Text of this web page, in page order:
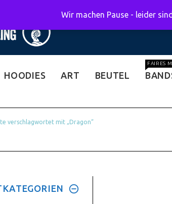
HOODIES ART BEUTEL
FAIRES
verschlagwortet mit „Dragon“
Wir machen Pause - leider